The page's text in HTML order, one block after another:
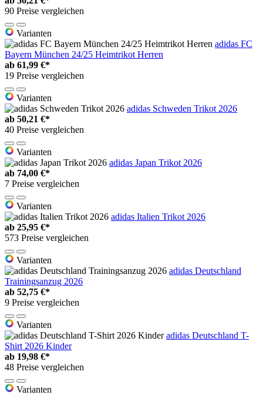
90 Preise vergleichen
Varianten
adidas FC
Bayern München 24/25 Heimtrikot Herren
ab 61,99 €*
19 Preise vergleichen
Varianten
adidas Schweden Trikot 2026
ab 50,21 €*
40 Preise vergleichen
Varianten
adidas Japan Trikot 2026
ab 74,00 €*
7 Preise vergleichen
Varianten
adidas Italien Trikot 2026
ab 25,95 €*
573 Preise vergleichen
Varianten
adidas Deutschland
Trainingsanzug 2026
ab 52,75 €*
9 Preise vergleichen
Varianten
adidas Deutschland T-
Shirt 2026 Kinder
ab 19,98 €*
48 Preise vergleichen
Varianten